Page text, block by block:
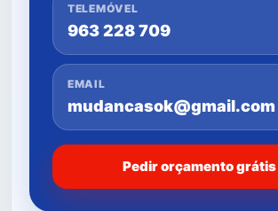
TELEMÓVEL
963 228 709
EMAIL
mudancasok@gmail.com
Pedir orçamento grátis